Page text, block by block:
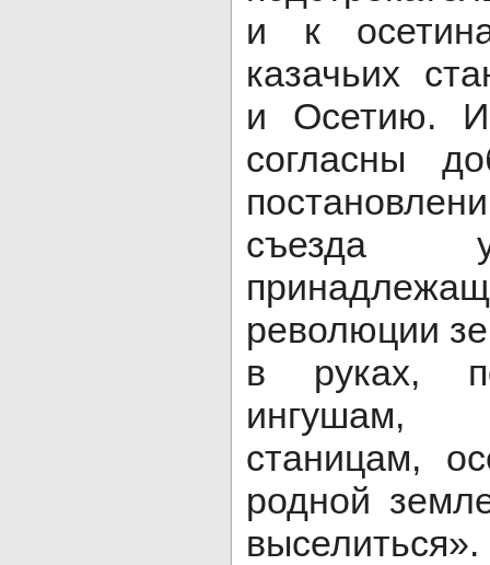
и к
казачьих
и Осетию.
согласны
съезда
революции
в руках,
станицам,
родной
выселиться».